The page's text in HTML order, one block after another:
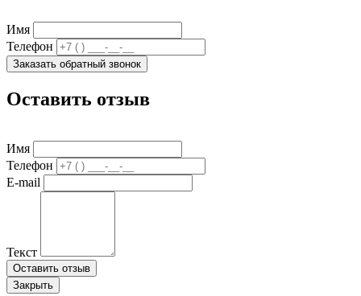
Имя
Телефон
Заказать обратный звонок
Оставить отзыв
Имя
Телефон
E-mail
Текст
Оставить отзыв
Закрыть